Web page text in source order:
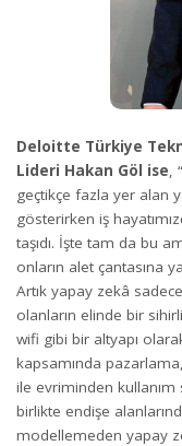
Deloitte Türkiye
Lideri Hakan Göl ise,
geçtikçe fazla yer alan
gösterirken iş
taşıdı. İşte tam da bu
onların alet çantasına
Artık yapay zekâ
olanların elinde bir
wifi gibi bir altyapı
kapsamında
ile evriminden kullanım
birlikte endişe
modellemeden yapay